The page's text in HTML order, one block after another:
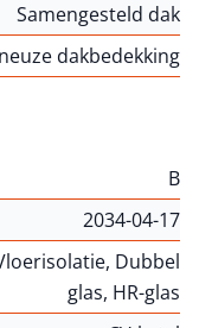
Samengesteld dak
dakbedekking
B
2034-04-17
Dubbel
glas, HR-glas